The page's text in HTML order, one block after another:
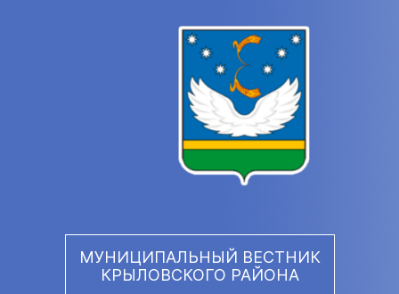
МУНИЦИПАЛЬНЫЙ ВЕСТНИК
КРЫЛОВСКОГО РАЙОНА